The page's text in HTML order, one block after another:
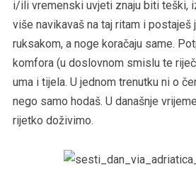
i/ili vremenski uvjeti znaju biti teški,
više navikavaš na taj ritam i postaješ
ruksakom, a noge koračaju same.
komfora (u doslovnom smislu te
uma i tijela. U jednom trenutku ni o
nego samo hodaš. U današnje
rijetko doživimo.